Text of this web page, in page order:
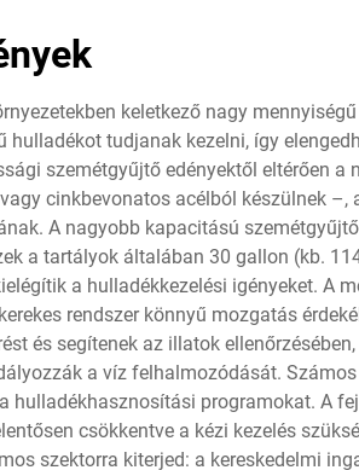
keletkező nagy
hulladékot tudjanak kezelni, így
szemétgyűjtő edényektől eltérően a
cinkbevonatos acélból készülnek –,
A nagyobb kapacitású
a tartályok általában 30 gallon (kb.
a hulladékkezelési igényeket. A
rendszer könnyű mozgatás
és segítenek az illatok ellenőrzésében,
a víz felhalmozódását.
hulladékhasznosítási programokat. A
csökkentve a kézi kezelés
szektorra kiterjed: a kereskedelmi